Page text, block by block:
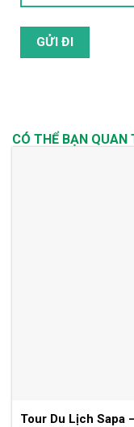
CÓ THỂ BẠN QUAN
Tour Du Lịch Sapa